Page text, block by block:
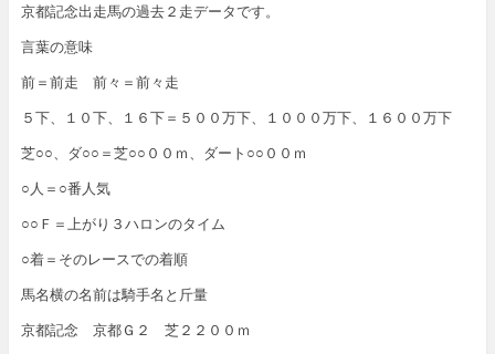
京都記念出走馬の過去２走データです。
言葉の意味
前＝前走 前々＝前々走
５下、１０下、１６下＝５００万下、１０００万下、１６００万下
芝○○、ダ○○＝芝○○００ｍ、ダート○○００ｍ
○人＝○番人気
○○Ｆ＝上がり３ハロンのタイム
○着＝そのレースでの着順
馬名横の名前は騎手名と斤量
京都記念 京都Ｇ２ 芝２２００ｍ